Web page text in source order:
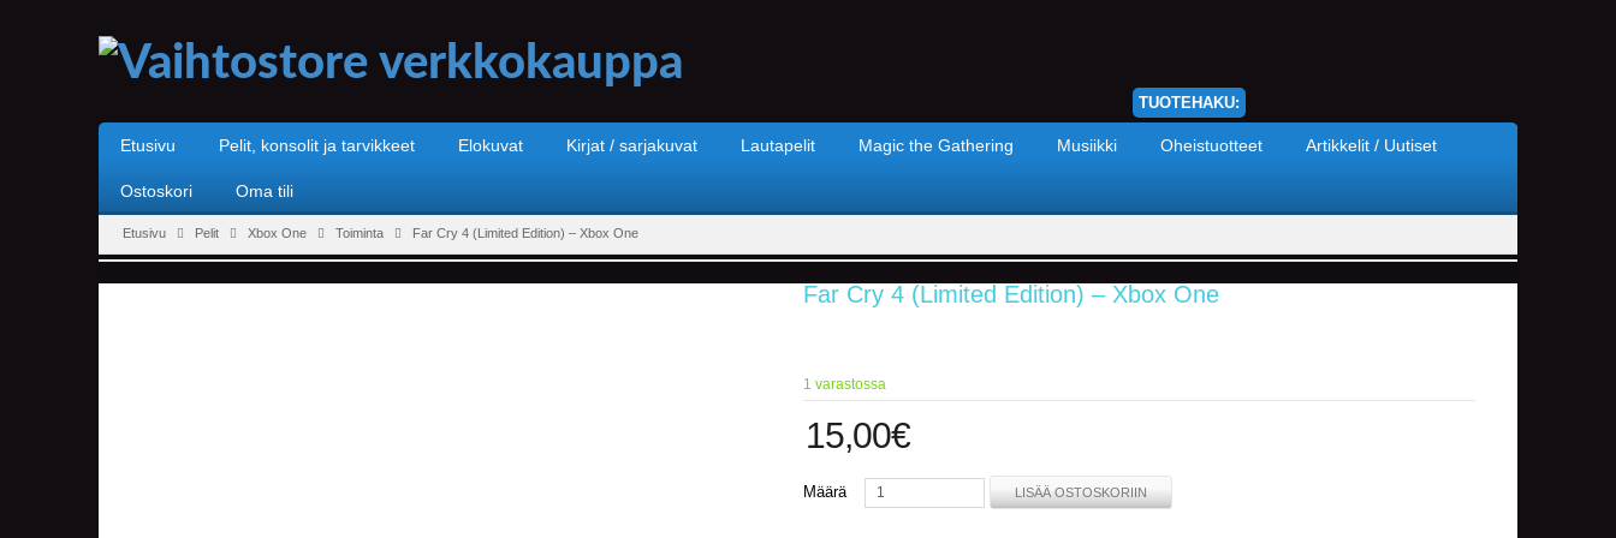
TUOTEHAKU:
Etusivu Pelit, konsolit ja tarvikkeet Elokuvat Kirjat / sarjakuvat Lautapelit Magic the Gathering Musiikki Oheistuotteet Artikkelit / Uutiset
Ostoskori Oma tili
Etusivu Pelit Xbox One Toiminta Far Cry 4 (Limited Edition) – Xbox One
Far Cry 4 (Limited Edition) – Xbox One
1 varastossa
15,00€
Määrä LISÄÄ OSTOSKORIIN